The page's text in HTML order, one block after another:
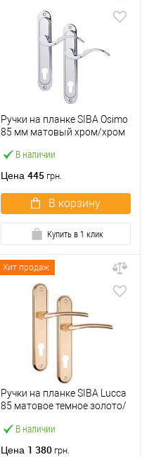
В наличии
Ручки на планке SIBA Osimo
85 мм матовый хром/хром
Цена 445 грн.
В корзину
Купить в 1 клик
Хит продаж
В наличии
Ручки на планке SIBA Lucca
85 матовое темное золото/
Цена 1 380 грн.